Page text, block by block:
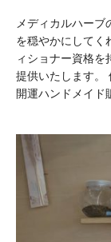
メディカルハー
を穏やかにしてく
ィショナー資格
提供いたします。
開運ハンドメイド